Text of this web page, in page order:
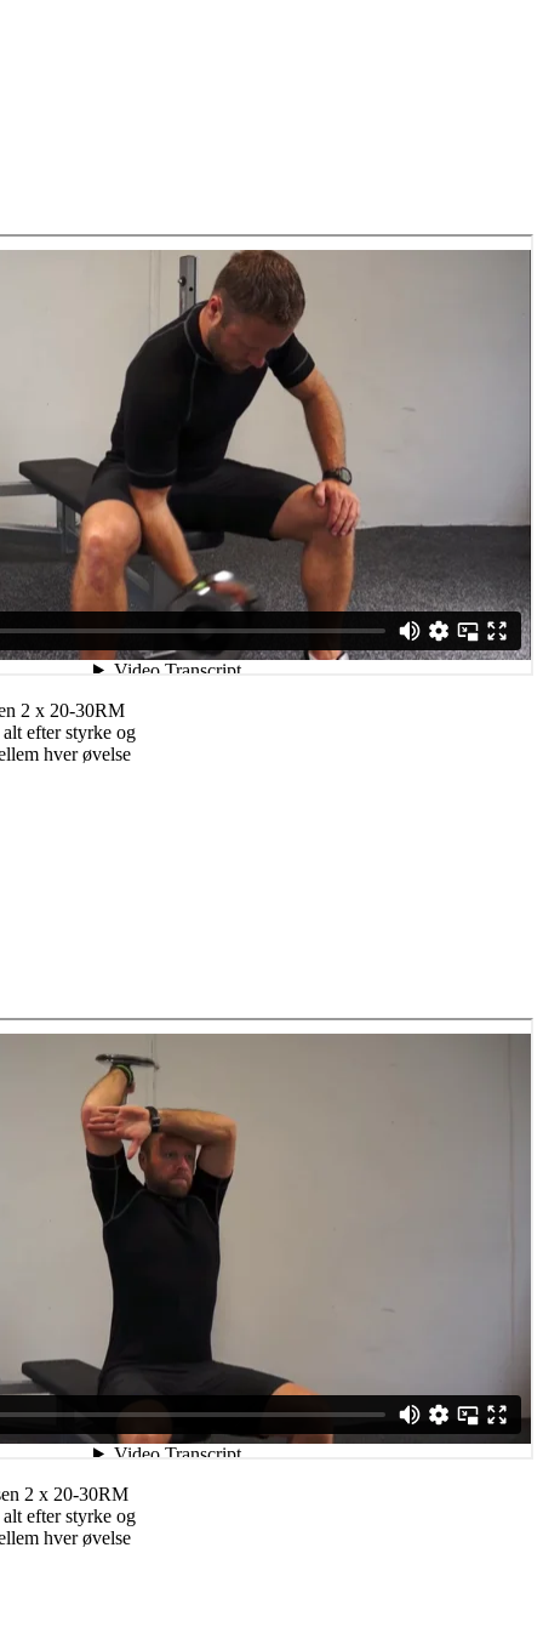
2 x 20-30RM
efter styrke og
hver øvelse
2 x 20-30RM
efter styrke og
hver øvelse